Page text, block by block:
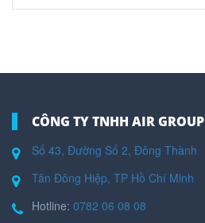
CÔNG TY TNHH AIR GROUP
Số 43, Đường Số 2, Đông Thành
Tân Đông Hiệp, TP Hồ Chí Minh
Hotline: 0782 06 08 08